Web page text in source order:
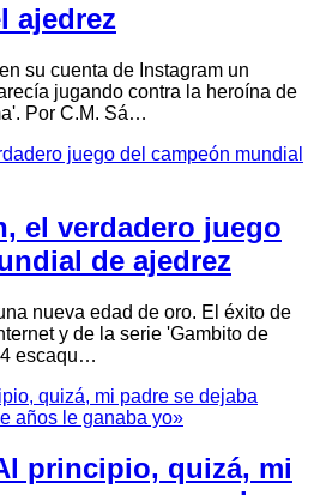
ajedrez
su cuenta de Instagram un
jugando contra la heroína de
Por C.M. Sá…
el verdadero juego
de ajedrez
nueva edad de oro. El éxito de
y de la serie 'Gambito de
escaqu…
principio, quizá, mi